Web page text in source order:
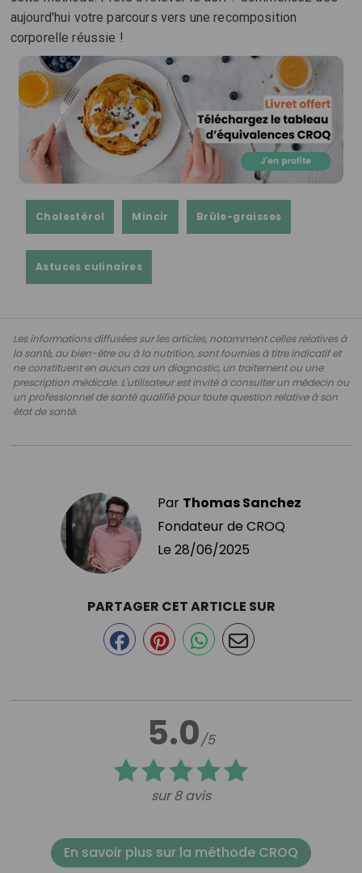
aujourd'hui votre parcours vers une recomposition
corporelle réussie !
Cholestérol Mincir Brûle-graisses
Astuces culinaires
Les informations diffusées sur les articles, notamment celles relatives à
la santé, au bien-être ou à la nutrition, sont fournies à titre indicatif et
ne constituent en aucun cas un diagnostic, un traitement ou une
prescription médicale. L'utilisateur est invité à consulter un médecin ou
un professionnel de santé qualifié pour toute question relative à son
état de santé.
Par Thomas Sanchez
Fondateur de CROQ
Le 28/06/2025
5.0/5
sur 8 avis
PARTAGER CET ARTICLE SUR
En savoir plus sur la méthode CROQ